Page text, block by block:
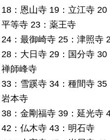
18：恩山寺 19：立江寺 20
平等寺 23：薬王寺
24：最御崎寺 25：津照寺
28：大日寺 29：国分寺 30
禅師峰寺
33：雪蹊寺 34：種間寺 35
岩本寺
38：金剛福寺 39：延光寺
42：仏木寺 43：明石寺